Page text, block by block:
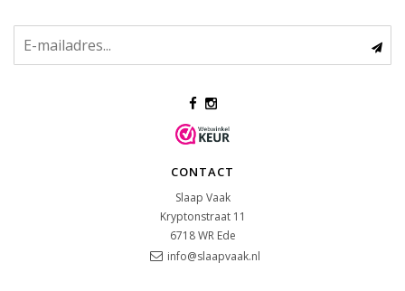
CONTACT
Slaap Vaak
Kryptonstraat 11
6718 WR Ede
info@slaapvaak.nl